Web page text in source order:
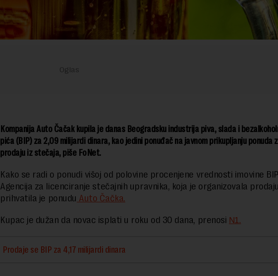
Kompanija Auto Čačak kupila je danas Beogradsku industrija piva, slada i
pića (BIP) za 2,09 milijardi dinara, kao jedini ponuđač na javnom prikupljanju ponuda
prodaju iz stečaja, piše FoNet.
Kako se radi o ponudi višoj od polovine procenjene vrednosti imovine
Agencija za licenciranje stečajnih upravnika, koja je organizovala
prihvatila je ponudu Auto Čačka.
Kupac je dužan da novac isplati u roku od 30 dana, prenosi N1.
Prodaje se BIP za 4,17 milijardi dinara